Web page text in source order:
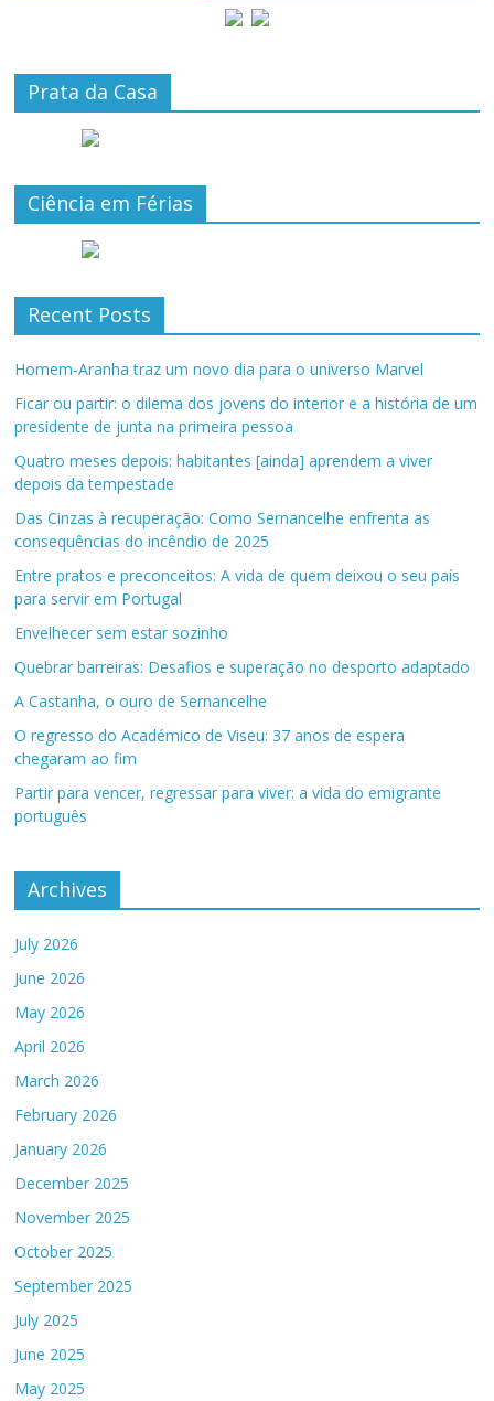
Prata da Casa
Ciência em Férias
Recent Posts
Homem-Aranha traz um novo dia para o universo Marvel
Ficar ou partir: o dilema dos jovens do interior e a história de um
presidente de junta na primeira pessoa
Quatro meses depois: habitantes [ainda] aprendem a viver
depois da tempestade
Das Cinzas à recuperação: Como Sernancelhe enfrenta as
consequências do incêndio de 2025
Entre pratos e preconceitos: A vida de quem deixou o seu país
para servir em Portugal
Envelhecer sem estar sozinho
Quebrar barreiras: Desafios e superação no desporto adaptado
A Castanha, o ouro de Sernancelhe
O regresso do Académico de Viseu: 37 anos de espera
chegaram ao fim
Partir para vencer, regressar para viver: a vida do emigrante
português
Archives
July 2026
June 2026
May 2026
April 2026
March 2026
February 2026
January 2026
December 2025
November 2025
October 2025
September 2025
July 2025
June 2025
May 2025